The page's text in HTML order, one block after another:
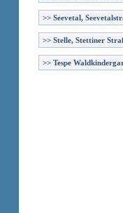
>> Seevetal,
>> Stelle, Stettiner
>> Tespe